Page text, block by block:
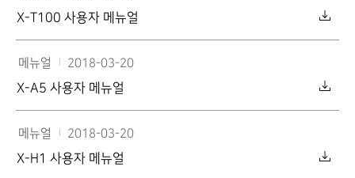
X-T100 사용자 메뉴얼
메뉴얼
X-A5 사용자 메뉴얼
2018-03-20
메뉴얼
X-H1 사용자 메뉴얼
2018-03-20